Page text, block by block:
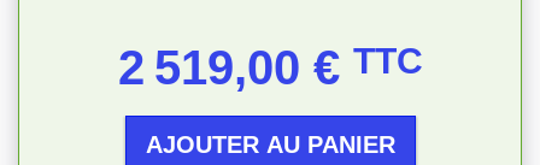
2 519,00 € TTC
AJOUTER AU PANIER